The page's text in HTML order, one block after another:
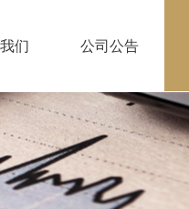
们 公司公告